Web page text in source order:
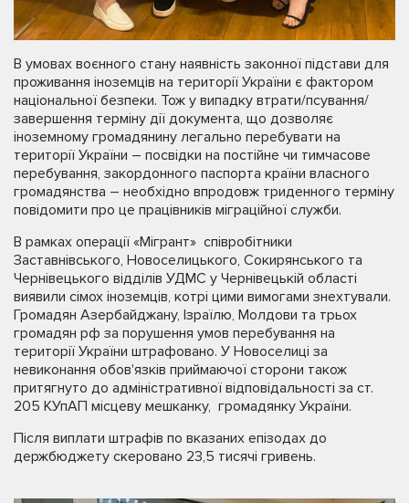
В умовах воєнного стану наявність законної підстави для
проживання іноземців на території України є фактором
національної безпеки. Тож у випадку втрати/псування/
завершення терміну дії документа, що дозволяє
іноземному громадянину легально перебувати на
території України – посвідки на постійне чи тимчасове
перебування, закордонного паспорта країни власного
громадянства – необхідно впродовж триденного терміну
повідомити про це працівників міграційної служби.
В рамках операції «Мігрант» співробітники
Заставнівського, Новоселицького, Сокирянського та
Чернівецького відділів УДМС у Чернівецькій області
виявили сімох іноземців, котрі цими вимогами знехтували.
Громадян Азербайджану, Ізраїлю, Молдови та трьох
громадян рф за порушення умов перебування на
території України штрафовано. У Новоселиці за
невиконання обов'язків приймаючої сторони також
притягнуто до адміністративної відповідальності за ст.
205 КУпАП місцеву мешканку, громадянку України.
Після виплати штрафів по вказаних епізодах до
держбюджету скеровано 23,5 тисячі гривень.